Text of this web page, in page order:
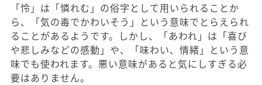
「怜」は「憐れむ」の俗字として用いられることか
ら、「気の毒でかわいそう」という意味でとらえられ
ることがあるようです。しかし、「あわれ」は「喜び
や悲しみなどの感動」や、「味わい、情緒」という意
味でも使われます。悪い意味があると気にしすぎる必
要はありません。